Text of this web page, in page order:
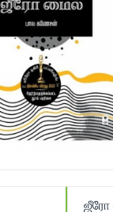
ஜீரோ